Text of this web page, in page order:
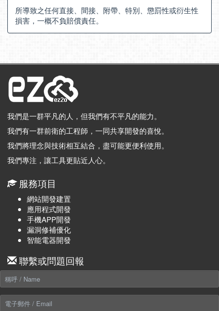
所導致之任何直接、間接、附帶、特別、懲罰性或衍生性
損害，一概不負賠償責任。
我們是一群平凡的人，但我們有不平凡的能力。
我們有一群前衛的工程師，一同共享開發的喜悅。
我們將理念與技術相互結合，盡可能更便利使用。
我們專注，讓工具更貼近人心。
服務項目
網站開發建置
應用程式開發
手機APP開發
漏洞修補優化
智能電器開發
聯繫或問題回報